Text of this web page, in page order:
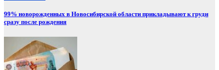
99% новорожденных в Новосибирской области прикладывают к груди
сразу после рождения